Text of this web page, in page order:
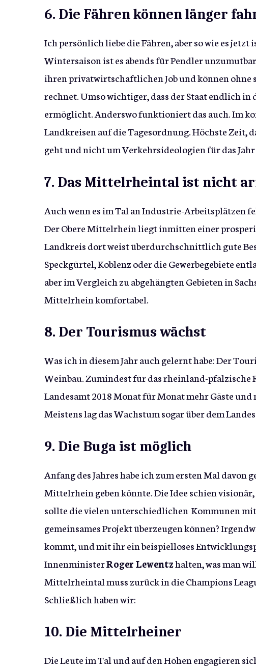
6. Die Fähren können länger
Ich persönlich liebe die Fähren, aber so wie es
Wintersaison ist es abends für Pendler
ihren privatwirtschaftlichen Job und können ohne
rechnet. Umso wichtiger, dass der Staat endlich
ermöglicht. Anderswo funktioniert das auch. Im
Landkreisen auf die Tagesordnung. Höchste Zeit,
geht und nicht um Verkehrsideologien für das Jahr
7. Das Mittelrheintal ist nicht
Auch wenn es im Tal an Industrie-Arbeitsplätzen
Der Obere Mittelrhein liegt inmitten einer
Landkreis dort weist überdurchschnittlich gute
Speckgürtel, Koblenz oder die Gewerbegebiete
aber im Vergleich zu abgehängten Gebieten in
Mittelrhein komfortabel.
8. Der Tourismus wächst
Was ich in diesem Jahr auch gelernt habe: Der
Weinbau. Zumindest für das rheinland-pfälzische
Landesamt 2018 Monat für Monat mehr Gäste
Meistens lag das Wachstum sogar über dem
9. Die Buga ist möglich
Anfang des Jahres habe ich zum ersten Mal davon
Mittelrhein geben könnte. Die Idee schien
sollte die vielen unterschiedlichen Kommunen
gemeinsames Projekt überzeugen können?
kommt, und mit ihr ein beispielloses
InnenministerRoger Lewentzhalten, was man
Mittelrheintal muss zurück in die Champions
Schließlich haben wir:
10. Die Mittelrheiner
Die Leute im Tal und auf den Höhen engagieren